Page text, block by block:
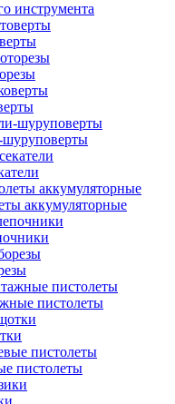
инструмента
шуруповерты
аккумуляторные
пистолеты
пистолеты